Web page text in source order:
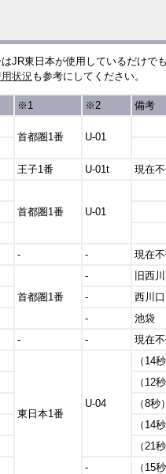
JR東日本が使用しているだけで
状況も参考にしてください。
※1 ※2 備考
首都圏1番
U-01
王子1番 U-01t
現在
首都圏1番
U-01
- -
現在
首都圏1番
-
旧西
-
西川
-
池袋
- -
現在
東日本1番
U-04
（14秒
（12秒
（8秒）
（14秒
（21秒
-
（15秒